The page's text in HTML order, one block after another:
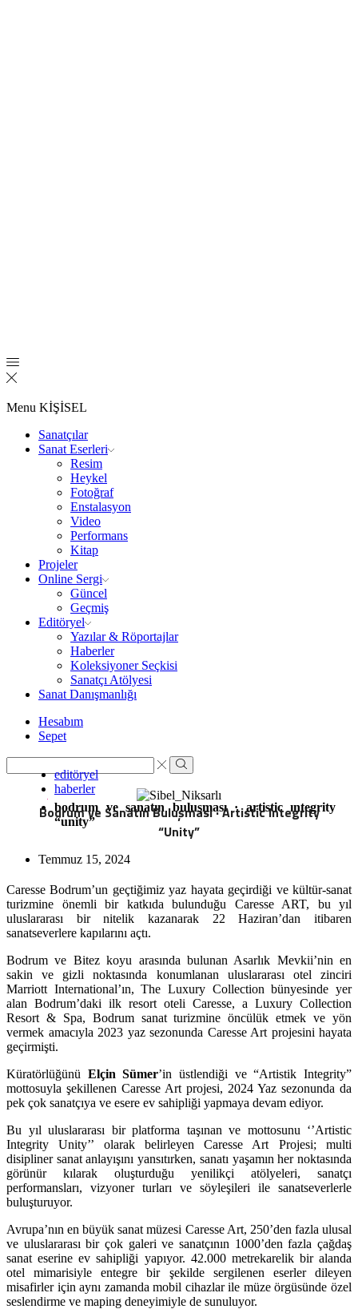
Menu KİŞİSEL
Sanatçılar
Sanat Eserleri
Resim
Heykel
Fotoğraf
Enstalasyon
Video
Performans
Kitap
Projeler
Online Sergi
Güncel
Geçmiş
Editöryel
Yazılar & Röportajlar
Haberler
Koleksiyoner Seçkisi
Sanatçı Atölyesi
Sanat Danışmanlığı
Hesabım
Sepet
Search
input
Search
editöryel
haberler
bodrum ve sanatın buluşması · artistic integrity
“unity”
Bodrum ve Sanatın Buluşması · Artistic Integrity
“Unity”
Temmuz 15, 2024
Caresse Bodrum’un geçtiğimiz yaz hayata geçirdiği ve kültür-sanat
turizmine önemli bir katkıda bulunduğu Caresse ART, bu yıl
uluslararası bir nitelik kazanarak 22 Haziran’dan itibaren
sanatseverlere kapılarını açtı.
Bodrum ve Bitez koyu arasında bulunan Asarlık Mevkii’nin en
sakin ve gizli noktasında konumlanan uluslararası otel zinciri
Marriott International’ın, The Luxury Collection bünyesinde yer
alan Bodrum’daki ilk resort oteli Caresse, a Luxury Collection
Resort & Spa, Bodrum sanat turizmine öncülük etmek ve yön
vermek amacıyla 2023 yaz sezonunda Caresse Art projesini hayata
geçirmişti.
Küratörlüğünü Elçin Sümer’in üstlendiği ve “Artistik Integrity”
mottosuyla şekillenen Caresse Art projesi, 2024 Yaz sezonunda da
pek çok sanatçıya ve esere ev sahipliği yapmaya devam ediyor.
Bu yıl uluslararası bir platforma taşınan ve mottosunu ‘’Artistic
Integrity Unity’’ olarak belirleyen Caresse Art Projesi; multi
disipliner sanat anlayışını yansıtırken, sanatı yaşamın her noktasında
görünür kılarak oluşturduğu yenilikçi atölyeleri, sanatçı
performansları, vizyoner turları ve söyleşileri ile sanatseverlerle
buluşturuyor.
Avrupa’nın en büyük sanat müzesi Caresse Art, 250’den fazla ulusal
ve uluslararası bir çok galeri ve sanatçının 1000’den fazla çağdaş
sanat eserine ev sahipliği yapıyor. 42.000 metrekarelik bir alanda
otel mimarisiyle entegre bir şekilde sergilenen eserler dileyen
misafirler için aynı zamanda mobil cihazlar ile müze örgüsünde özel
seslendirme ve maping deneyimiyle de sunuluyor.